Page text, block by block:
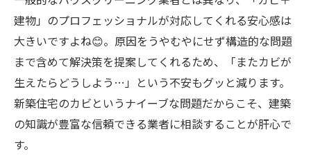
建物」のプロフェッショナルが対応してくれる安心感は
大きいですよね😊。原因をうやむやにせず構造的な問題
まで含めて解決策を提案してくれるため、「またカビが
生えたらどうしよう…」という不安もグッと減ります。
新築住宅のカビというナイーブな問題だからこそ、建築
の知識が豊富な信頼できる業者に相談することが肝心で
す。